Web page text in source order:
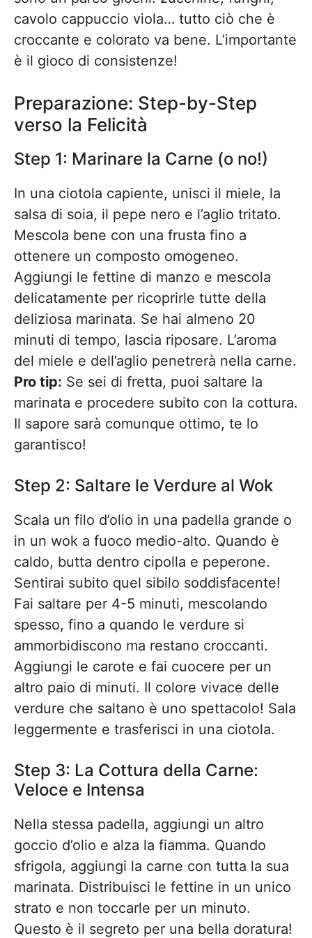
cavolo cappuccio viola… tutto ciò che è
croccante e colorato va bene. L’importante
è il gioco di consistenze!
Preparazione: Step-by-Step
verso la Felicità
Step 1: Marinare la Carne (o no!)
In una ciotola capiente, unisci il miele, la
salsa di soia, il pepe nero e l’aglio tritato.
Mescola bene con una frusta fino a
ottenere un composto omogeneo.
Aggiungi le fettine di manzo e mescola
delicatamente per ricoprirle tutte della
deliziosa marinata. Se hai almeno 20
minuti di tempo, lascia riposare. L’aroma
del miele e dell’aglio penetrerà nella carne.
Pro tip: Se sei di fretta, puoi saltare la
marinata e procedere subito con la cottura.
Il sapore sarà comunque ottimo, te lo
garantisco!
Step 2: Saltare le Verdure al Wok
Scala un filo d’olio in una padella grande o
in un wok a fuoco medio-alto. Quando è
caldo, butta dentro cipolla e peperone.
Sentirai subito quel sibilo soddisfacente!
Fai saltare per 4-5 minuti, mescolando
spesso, fino a quando le verdure si
ammorbidiscono ma restano croccanti.
Aggiungi le carote e fai cuocere per un
altro paio di minuti. Il colore vivace delle
verdure che saltano è uno spettacolo! Sala
leggermente e trasferisci in una ciotola.
Step 3: La Cottura della Carne:
Veloce e Intensa
Nella stessa padella, aggiungi un altro
goccio d’olio e alza la fiamma. Quando
sfrigola, aggiungi la carne con tutta la sua
marinata. Distribuisci le fettine in un unico
strato e non toccarle per un minuto.
Questo è il segreto per una bella doratura!